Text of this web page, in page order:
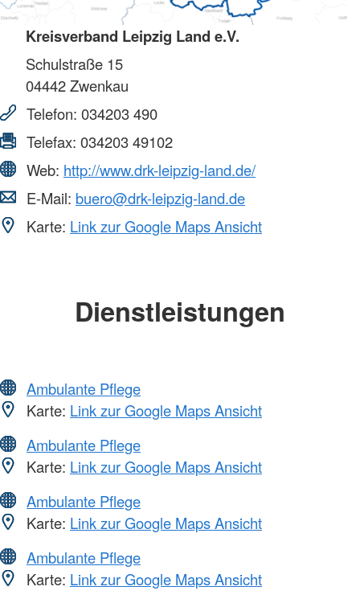
Kreisverband Leipzig Land e.V.
Schulstraße 15
04442Zwenkau
Telefon: 034203 490
Telefax: 034203 49102
Web: http://www.drk-leipzig-land.de/
E-Mail: buero@drk-leipzig-land.de
Karte: Link zur Google Maps Ansicht
Dienstleistungen
Ambulante Pflege
Karte: Link zur Google Maps Ansicht
Ambulante Pflege
Karte: Link zur Google Maps Ansicht
Ambulante Pflege
Karte: Link zur Google Maps Ansicht
Ambulante Pflege
Karte: Link zur Google Maps Ansicht